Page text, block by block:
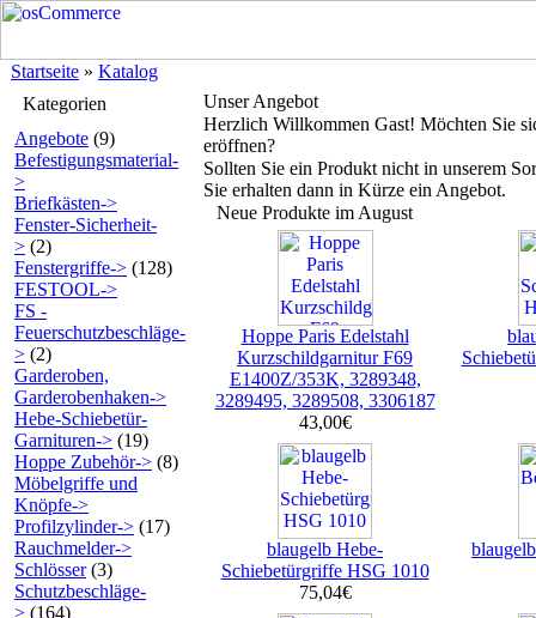
Startseite » Katalog
Kategorien
Angebote (9)
Befestigungsmaterial-
>
Briefkästen->
Fenster-Sicherheit-
> (2)
Fenstergriffe-> (128)
FESTOOL->
FS -
Feuerschutzbeschläge-
> (2)
Garderoben,
Garderobenhaken->
Hebe-Schiebetür-
Garnituren-> (19)
Hoppe Zubehör-> (8)
Möbelgriffe und
Knöpfe->
Profilzylinder-> (17)
Rauchmelder->
Schlösser(3)
Schutzbeschläge-
> (164)
Unser Angebot
Herzlich Willkommen Gast! Möchten Sie
eröffnen?
Sollten Sie ein Produkt nicht in unserem
Sie erhalten dann in Kürze ein Angebot.
Neue Produkte im August
Hoppe Paris Edelstahl
Kurzschildgarnitur F69
E1400Z/353K, 3289348,
3289495, 3289508, 3306187
43,00€
blaugelb Hebe-
Schiebetürgriffe HSG 1010
75,04€